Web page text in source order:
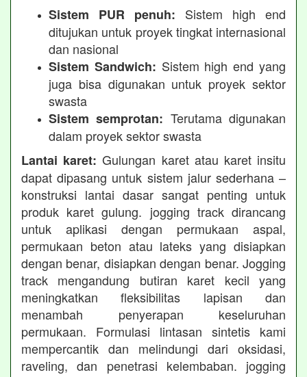
Sistem PUR penuh: Sistem high end
ditujukan untuk proyek tingkat internasional
dan nasional
Sistem Sandwich: Sistem high end yang
juga bisa digunakan untuk proyek sektor
swasta
Sistem semprotan: Terutama digunakan
dalam proyek sektor swasta
Lantai karet: Gulungan karet atau karet insitu
dapat dipasang untuk sistem jalur sederhana –
konstruksi lantai dasar sangat penting untuk
produk karet gulung. jogging track dirancang
untuk aplikasi dengan permukaan aspal,
permukaan beton atau lateks yang disiapkan
dengan benar, disiapkan dengan benar. Jogging
track mengandung butiran karet kecil yang
meningkatkan fleksibilitas lapisan dan
menambah penyerapan keseluruhan
permukaan. Formulasi lintasan sintetis kami
mempercantik dan melindungi dari oksidasi,
raveling, dan penetrasi kelembaban. jogging